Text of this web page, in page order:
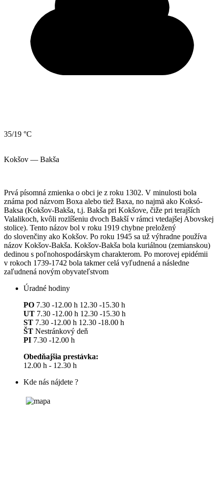
35/19 °C
Kokšov — Bakša
Prvá písomná zmienka o obci je z roku 1302. V minulosti bola
známa pod názvom Boxa alebo tiež Baxa, no najmä ako Koksó-
Baksa (Kokšov-Bakša, t.j. Bakša pri Kokšove, čiže pri terajších
Valalikoch, kvôli rozlíšeniu dvoch Bakší v rámci vtedajšej Abovskej
stolice). Tento názov bol v roku 1919 chybne preložený
do slovenčiny ako Kokšov. Po roku 1945 sa už výhradne používa
názov Kokšov-Bakša. Kokšov-Bakša bola kuriálnou (zemianskou)
dedinou s poľnohospodárskym charakterom. Po morovej epidémii
v rokoch 1739-1742 bola takmer celá vyľudnená a následne
zaľudnená novým obyvateľstvom
Úradné hodiny
PO 7.30 -12.00 h 12.30 -15.30 h
UT 7.30 -12.00 h 12.30 -15.30 h
ST 7.30 -12.00 h 12.30 -18.00 h
ŠT Nestránkový deň
PI 7.30 -12.00 h
Obedňajšia prestávka:
12.00 h - 12.30 h
Kde nás nájdete ?